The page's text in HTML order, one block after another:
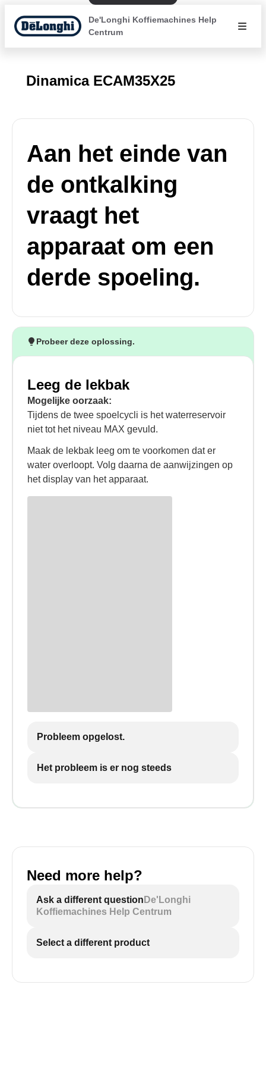
De'Longhi Koffiemachines Help
Centrum
Dinamica ECAM35X25
Aan het einde van
de ontkalking
vraagt het
apparaat om een
derde spoeling.
Probeer deze oplossing.
Leeg de lekbak
Mogelijke oorzaak:
Tijdens de twee spoelcycli is het waterreservoir
niet tot het niveau MAX gevuld.
Maak de lekbak leeg om te voorkomen dat er
water overloopt. Volg daarna de aanwijzingen op
het display van het apparaat.
Probleem opgelost.
Het probleem is er nog steeds
Need more help?
Ask a different question De'Longhi
Koffiemachines Help Centrum
Select a different product